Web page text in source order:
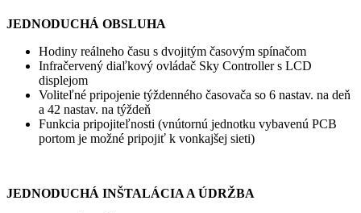
JEDNODUCHÁ OBSLUHA
Hodiny reálneho času s dvojitým časovým spínačom
Infračervený diaľkový ovládač Sky Controller s LCD
displejom
Voliteľné pripojenie týždenného časovača so 6 nastav. na deň
a 42 nastav. na týždeň
Funkcia pripojiteľnosti (vnútornú jednotku vybavenú PCB
portom je možné pripojiť k vonkajšej sieti)
JEDNODUCHÁ INŠTALÁCIA A ÚDRŽBA